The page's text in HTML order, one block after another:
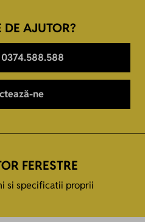
AJUTOR?
0374.588.588
ne
FERESTRE
si specificatii proprii